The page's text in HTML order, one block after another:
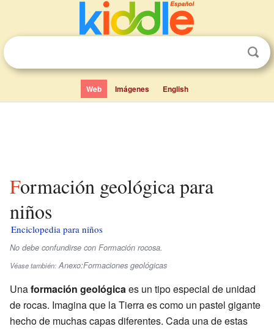
Web Imágenes English
Formación geológica para
niños
Enciclopedia para niños
No debe confundirse con Formación rocosa.
Véase también: Anexo:Formaciones geológicas
Unaformación geológicaes un tipo especial de unidad
de rocas. Imagina que la Tierra es como un pastel gigante
hecho de muchas capas diferentes. Cada una de estas